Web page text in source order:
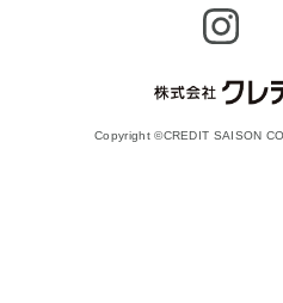
Copyright ©CREDIT SAISON